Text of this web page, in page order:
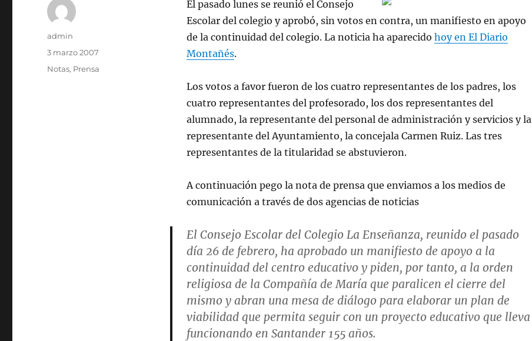
El pasado lunes se reunió el Consejo
Escolar del colegio y aprobó, sin votos en contra, un manifiesto en apoyo
de la continuidad del colegio. La noticia ha aparecido hoy en El Diario
Montañés.
Los votos a favor fueron de los cuatro representantes de los padres, los
cuatro representantes del profesorado, los dos representantes del
alumnado, la representante del personal de administración y servicios y la
representante del Ayuntamiento, la concejala Carmen Ruiz. Las tres
representantes de la titularidad se abstuvieron.
A continuación pego la nota de prensa que enviamos a los medios de
comunicación a través de dos agencias de noticias
El Consejo Escolar del Colegio La Enseñanza, reunido el pasado
día 26 de febrero, ha aprobado un manifiesto de apoyo a la
continuidad del centro educativo y piden, por tanto, a la orden
religiosa de la Compañía de María que paralicen el cierre del
mismo y abran una mesa de diálogo para elaborar un plan de
viabilidad que permita seguir con un proyecto educativo que lleva
funcionando en Santander 155 años.
Autor
admin
Publicado
3 marzo 2007
Categorías
Notas, Prensa